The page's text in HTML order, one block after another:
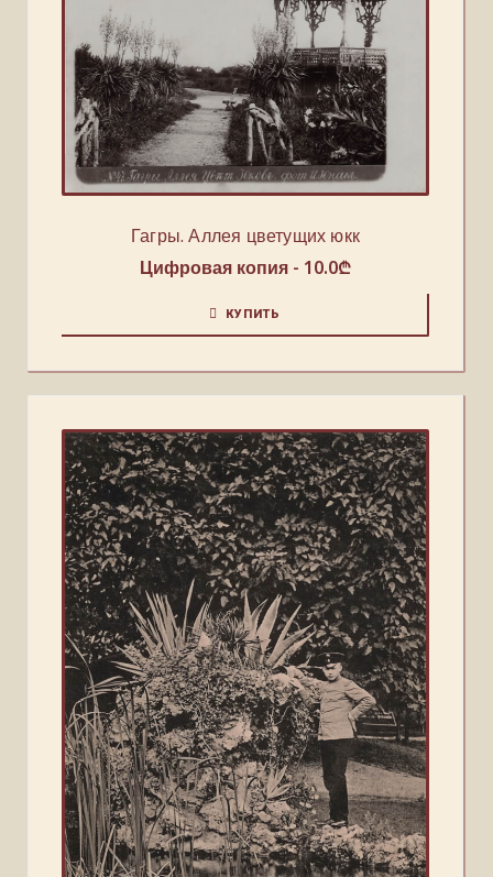
Гагры. Аллея цветущих юкк
Цифровая копия - 10.0₾
КУПИТЬ